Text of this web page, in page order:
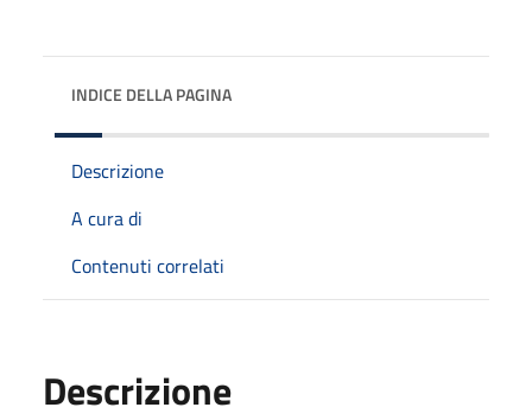
INDICE DELLA PAGINA
Descrizione
A cura di
Contenuti correlati
Descrizione